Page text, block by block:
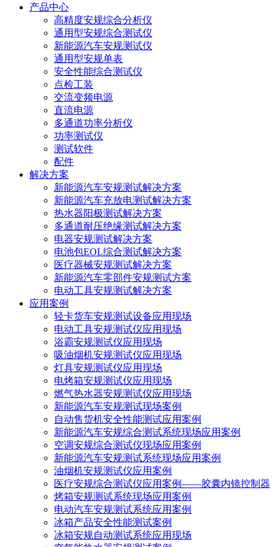
产品中心
高精度安规综合分析仪
通用型安规综合测试仪
新能源汽车安规测试仪
通用型安规单表
安全性能综合测试仪
点检工装
交流变频电源
直流电源
多通道功率分析仪
功率测试仪
测试软件
配件
解决方案
新能源汽车安规测试解决方案
新能源汽车充放电测试解决方案
热水器阳极测试解决方案
多通道耐压绝缘测试解决方案
电器安规测试解决方案
电池包EOL综合测试解决方案
医疗器械安规测试解决方案
新能源汽车零部件安规测试方案
电动工具安规测试解决方案
应用案例
轻卡货车安规测试设备应用现场
电动工具安规测试仪应用现场
浴霸安规测试仪应用现场
吸油烟机安规测试仪应用现场
灯具安规测试仪应用现场
电烤箱安规测试仪应用现场
燃气热水器安规测试仪应用现场
新能源汽车安规测试现场案例
自动售货机安全性能测试应用案例
新能源汽车安规综合测试系统现场应用案例
空调安规综合测试仪现场应用案例
新能源汽车安规测试系统现场应用案例
油烟机安规测试仪应用案例
医疗安规综合测试仪应用案例——胶囊内镜控制器
烤箱安规测试系统现场应用案例
电动汽车安规测试系统应用案例
冰箱产品安全性能测试案例
冰箱安规自动测试系统应用现场